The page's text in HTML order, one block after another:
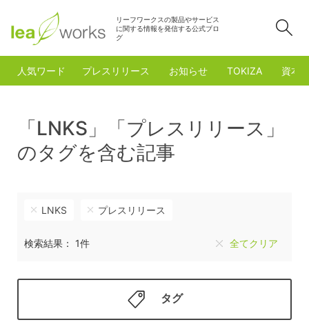
リーフワークスの製品やサービス
に関する情報を発信する公式ブロ
グ
人気ワード プレスリリース お知らせ TOKIZA 資本
「LNKS」「プレスリリース」
のタグを含む記事
LNKS プレスリリース
検索結果： 1件 全てクリア
タグ